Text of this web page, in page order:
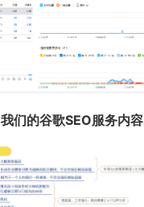
我们的谷歌SEO服务内容